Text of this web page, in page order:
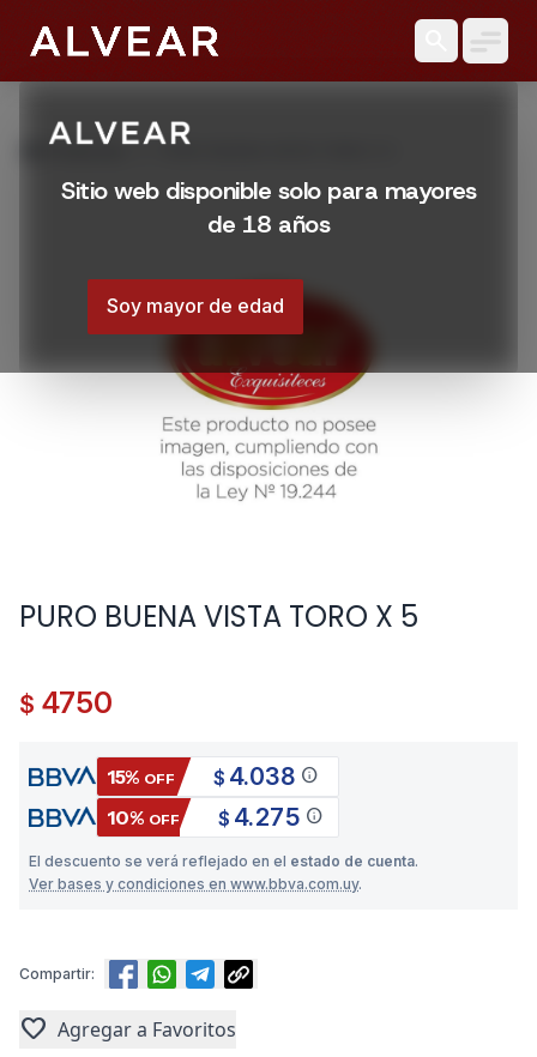
Sitio web disponible solo para mayores
de 18 años
Soy mayor de edad
Productos PURO BUENA VISTA TORO X 5
PURO BUENA VISTA TORO X 5
$ 4750
15% OFF $ 4.038 info
10% OFF $ 4.275 info
El descuento se verá reflejado en el estado de cuenta.
Ver bases y condiciones en www.bbva.com.uy.
Compartir:
favorite Agregar a Favoritos